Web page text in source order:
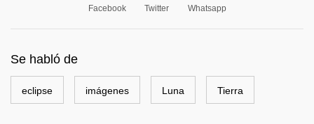
Facebook Twitter Whatsapp
Se habló de
eclipse imágenes Luna Tierra